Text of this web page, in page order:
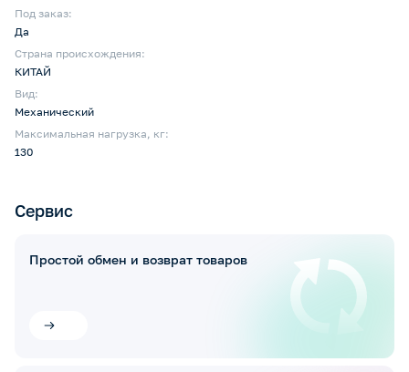
Под заказ:
Да
Страна происхождения:
КИТАЙ
Вид:
Механический
Максимальная нагрузка, кг:
130
Сервис
Простой обмен и возврат товаров